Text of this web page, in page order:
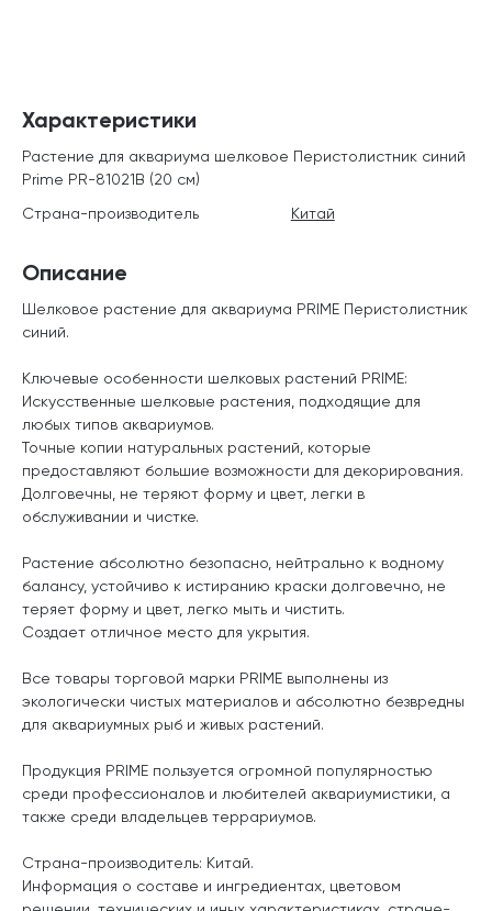
Описание
Шелковое растение для аквариума PRIME Перистолистник
синий.
Ключевые особенности шелковых растений PRIME:
Искусственные шелковые растения, подходящие для
любых типов аквариумов.
Точные копии натуральных растений, которые
предоставляют большие возможности для декорирования.
Долговечны, не теряют форму и цвет, легки в
обслуживании и чистке.
Растение абсолютно безопасно, нейтрально к водному
балансу, устойчиво к истиранию краски долговечно, не
теряет форму и цвет, легко мыть и чистить.
Создает отличное место для укрытия.
Все товары торговой марки PRIME выполнены из
экологически чистых материалов и абсолютно безвредны
для аквариумных рыб и живых растений.
Продукция PRIME пользуется огромной популярностью
среди профессионалов и любителей аквариумистики, а
также среди владельцев террариумов.
Страна-производитель: Китай.
Информация о составе и ингредиентах, цветовом
Характеристики
Растение для аквариума шелковое Перистолистник синий
Prime PR-81021B (20 см)
Страна-производитель
Китай